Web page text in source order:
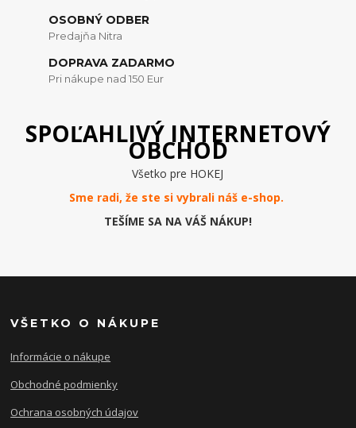
OSOBNÝ ODBER
Predajňa Nitra
DOPRAVA ZADARMO
Pri nákupe nad 150 Eur
SPOĽAHLIVÝ INTERNETOVÝ
OBCHOD
Všetko pre HOKEJ
Sme radi, že ste si vybrali náš e-shop.
TEŠÍME SA NA VÁŠ NÁKUP!
VŠETKO O NÁKUPE
Informácie o nákupe
Obchodné podmienky
Ochrana osobných údajov